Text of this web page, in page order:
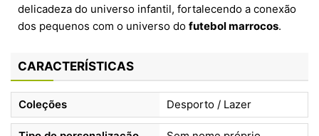
delicadeza do universo infantil, fortalecendo a conexão
dos pequenos com o universo do futebol marrocos.
CARACTERÍSTICAS
Coleções Desporto / Lazer